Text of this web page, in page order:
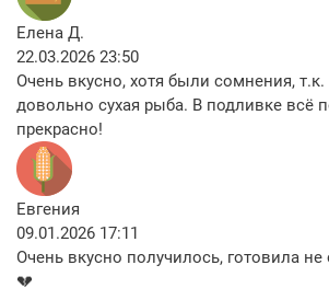
Елена Д.
22.03.2026 23:50
Очень вкусно, хотя были сомнения, т.к.
довольно сухая рыба. В подливке всё
прекрасно!
Евгения
09.01.2026 17:11
Очень вкусно получилось, готовила не
💔